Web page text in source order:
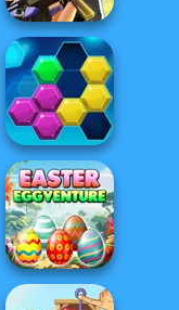
Tom Clancy's
Shootout
Puzzle Fever